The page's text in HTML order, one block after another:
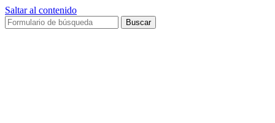
Saltar al contenido
Buscar